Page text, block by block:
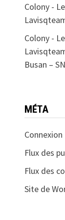
Colony -
Colony -
Busan –
MÉTA
Connexion
Flux des
Flux des
Site de